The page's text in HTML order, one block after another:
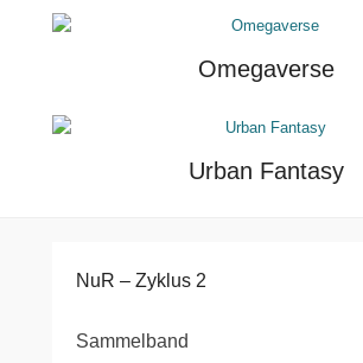
Omegaverse
Urban Fantasy
NuR – Zyklus 2
Sammelband